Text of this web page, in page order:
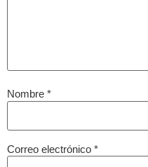
Nombre *
Correo electrónico *